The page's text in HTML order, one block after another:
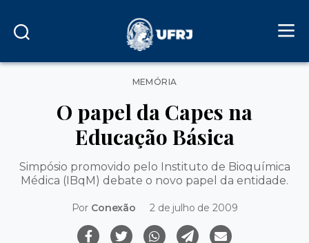
Categorias
MEMÓRIA
O papel da Capes na
Educação Básica
Simpósio promovido pelo Instituto de Bioquímica
Médica (IBqM) debate o novo papel da entidade.
Por Conexão 2 de julho de 2009